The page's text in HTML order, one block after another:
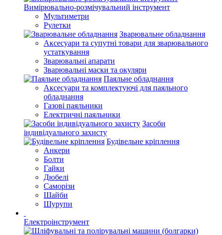
Вимірювально-розмічувальний інструмент
Мультиметри
Рулетки
Зварювальне обладнання
Аксесуари та супутні товари для зварювального
устаткування
Зварювальні апарати
Зварювальні маски та окуляри
Паяльне обладнання
Аксесуари та комплектуючі для паяльного
обладнання
Газові паяльники
Електричні паяльники
Засоби
індивідуального захисту
Будівельне кріплення
Анкери
Болти
Гайки
Дюбелі
Саморізи
Шайби
Шурупи
Електроінструмент